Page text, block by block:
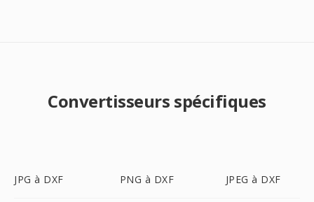
Convertisseurs spécifiques
JPG à DXF PNG à DXF JPEG à DXF